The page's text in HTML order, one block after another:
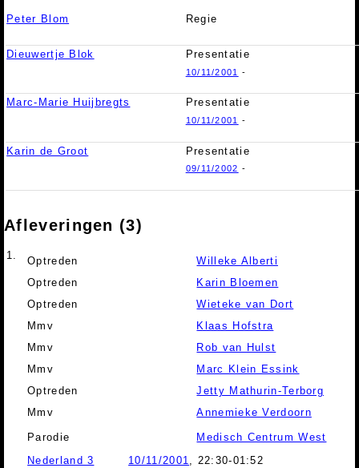
Peter Blom Regie
Dieuwertje Blok Presentatie
10/11/2001 -
Marc-Marie Huijbregts Presentatie
10/11/2001 -
Karin de Groot Presentatie
09/11/2002 -
Afleveringen (3)
1. Optreden
Willeke Alberti
Optreden
Karin Bloemen
Optreden
Wieteke van Dort
Mmv
Klaas Hofstra
Mmv
Rob van Hulst
Mmv
Marc Klein Essink
Optreden
Jetty Mathurin-Terborg
Mmv
Annemieke Verdoorn
Parodie
Medisch Centrum West
Nederland 3
10/11/2001, 22:30-01:52